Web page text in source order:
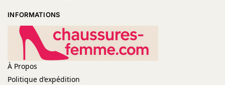
INFORMATIONS
À Propos
Politique d’expédition